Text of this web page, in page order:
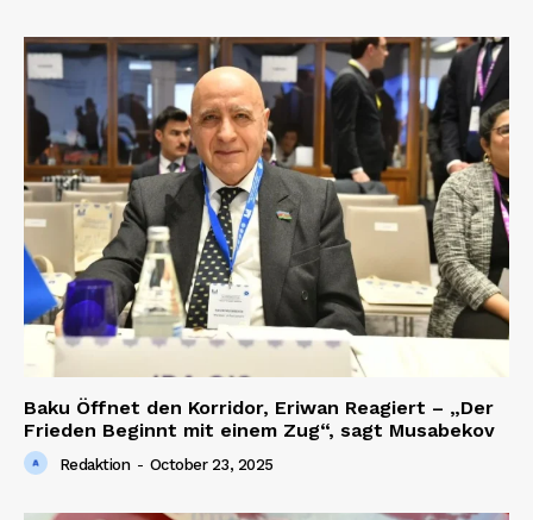
Baku Öffnet den Korridor, Eriwan Reagiert – „Der
Frieden Beginnt mit einem Zug“, sagt Musabekov
Redaktion - October 23, 2025